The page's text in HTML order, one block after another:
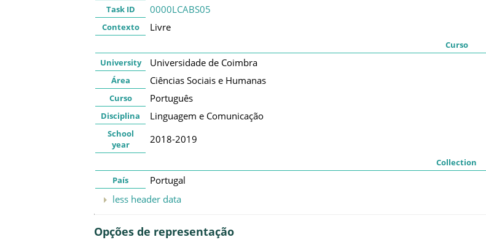
Task ID 0000LCABS05
Contexto Livre
Curso
University
Universidade de Coimbra
Área Ciências Sociais e Humanas
Curso Português
Disciplina Linguagem e Comunicação
School
year
2018-2019
Collection
País
Portugal
less header data
Opções de representação